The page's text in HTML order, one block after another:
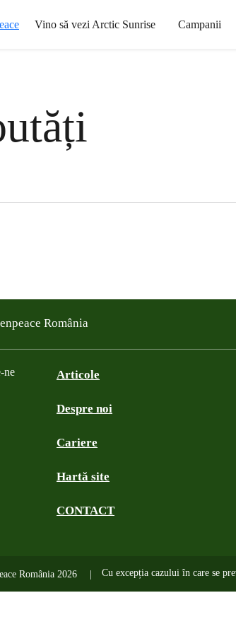
Vino să vezi Arctic Sunrise Campanii
results
România
ne Articole
Despre noi
Cariere
Hartă site
CONTACT
România 2026 Cu excepția cazului în care se